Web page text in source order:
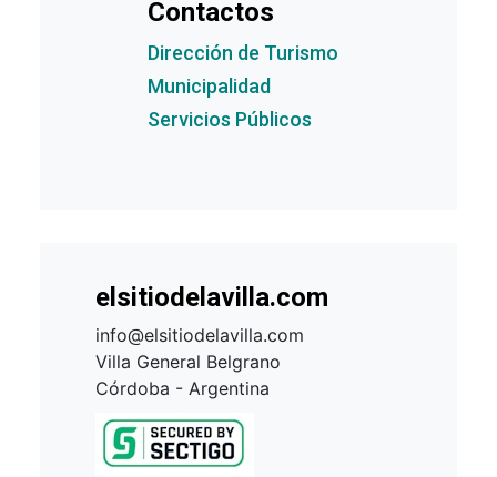
Contactos
Dirección de Turismo
Municipalidad
Servicios Públicos
elsitiodelavilla.com
info@elsitiodelavilla.com
Villa General Belgrano
Córdoba - Argentina